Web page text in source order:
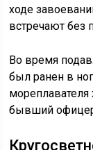
ходе
встречают без
Во время
был ранен в
бывший